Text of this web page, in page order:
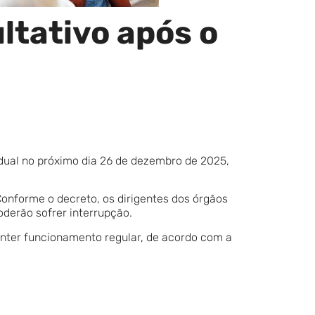
após o
no próximo dia 26 de dezembro de 2025,
o decreto, os dirigentes dos órgãos
sofrer interrupção.
funcionamento regular, de acordo com a